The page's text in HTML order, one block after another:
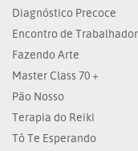
Diagnóstico Precoce
Encontro de
Fazendo Arte
Master Class 70 +
Pão Nosso
Terapia do Reiki
Tô Te Esperando